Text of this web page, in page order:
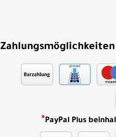
Zahlungsmöglichkeiten
*PayPal Plus